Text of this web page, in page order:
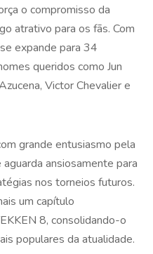
o compromisso da
atrativo para os fãs. Com
expande para 34
queridos como Jun
Victor Chevalier e
grande entusiasmo pela
ansiosamente para
nos torneios futuros.
um capítulo
8, consolidando-o
populares da atualidade.